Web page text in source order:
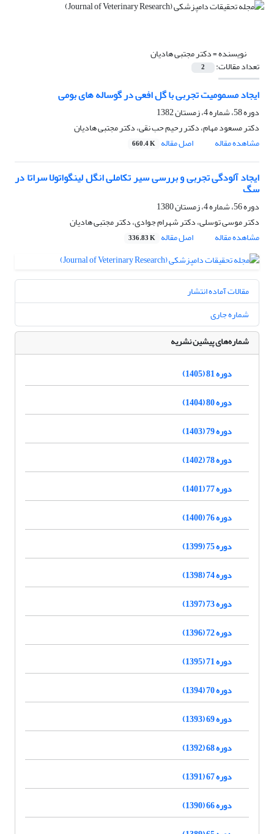
نویسنده =دکتر مجتبی هادیان
تعداد مقالات: 2
ایجاد مسمومیت تجربی با گل افعی در گوساله های بومی
دوره 58، شماره 4، زمستان 1382
دکتر مسعود مهام، دکتر رحیم حب نقی، دکتر مجتبی هادیان
مشاهده مقاله
اصل مقاله 660.4 K
ایجاد آلودگی تجربی و بررسی سیر تکاملی انگل لینگواتولا سراتا در
سگ
دوره 56، شماره 4، زمستان 1380
دکتر موسی توسلی، دکتر شهرام جوادی، دکتر مجتبی هادیان
مشاهده مقاله
اصل مقاله 336.83 K
مقالات آماده انتشار
شماره جاری
شماره‌های پیشین نشریه
دوره 81 (1405)
دوره 80 (1404)
دوره 79 (1403)
دوره 78 (1402)
دوره 77 (1401)
دوره 76 (1400)
دوره 75 (1399)
دوره 74 (1398)
دوره 73 (1397)
دوره 72 (1396)
دوره 71 (1395)
دوره 70 (1394)
دوره 69 (1393)
دوره 68 (1392)
دوره 67 (1391)
دوره 66 (1390)